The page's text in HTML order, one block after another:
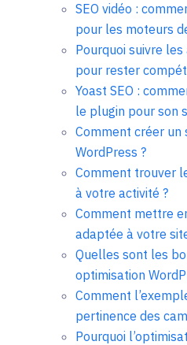
SEO vidéo :
pour les moteurs
Pourquoi suivre
pour rester
Yoast SEO :
le plugin pour son
Comment créer un
WordPress ?
Comment trouver
à votre activité ?
Comment mettre
adaptée à votre
Quelles sont les
optimisation
Comment
pertinence des
Pourquoi